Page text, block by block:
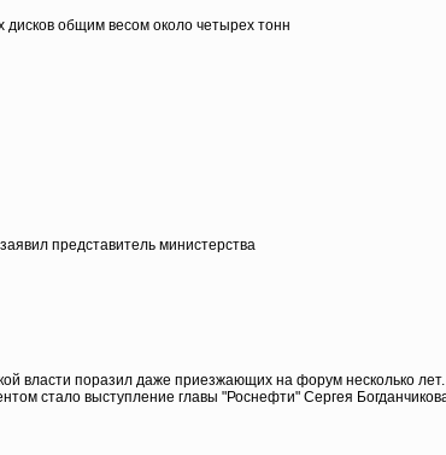
дисков общим весом около четырех тонн
представитель министерства
власти поразил даже приезжающих на форум несколько
стало выступление главы "Роснефти" Сергея